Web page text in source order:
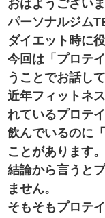
おはようござい
パーソナルジム
ダイエット時に
今回は「プロテ
うことでお話し
近年フィットネ
れているプロテ
飲んでいるのに
ことがあります。
結論から言うと
ません。
そもそもプロテ